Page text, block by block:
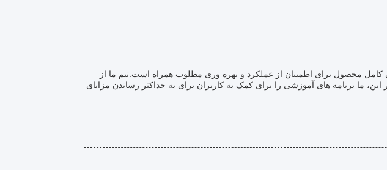
کامل محصول برای اطمینان از عملکرد و بهره وری مطلوب همراه است.تیم ما از
ما برنامه های آموزشی را برای کمک به کاربران برای به حداکثر رساندن مزایای